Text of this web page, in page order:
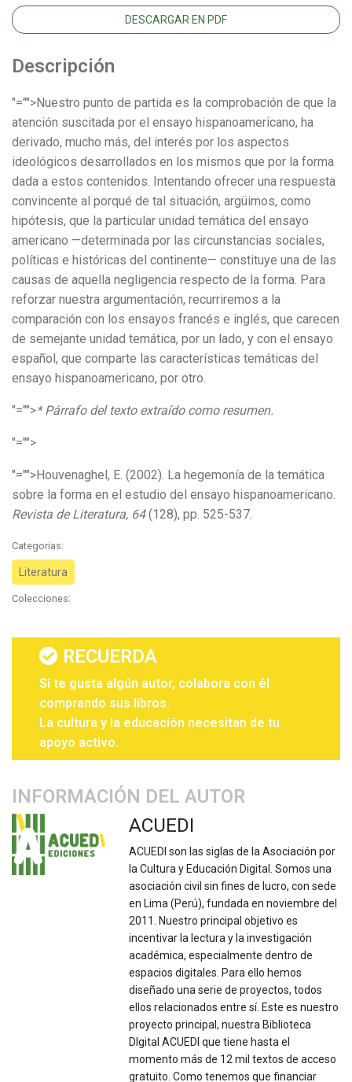
DESCARGAR EN PDF
Descripción
"="">Nuestro punto de partida es la comprobación de que la
atención suscitada por el ensayo hispanoamericano, ha
derivado, mucho más, del interés por los aspectos
ideológicos desarrollados en los mismos que por la forma
dada a estos contenidos. Intentando ofrecer una respuesta
convincente al porqué de tal situación, argüimos, como
hipótesis, que la particular unidad temática del ensayo
americano —determinada por las circunstancias sociales,
políticas e históricas del continente— constituye una de las
causas de aquella negligencia respecto de la forma. Para
reforzar nuestra argumentación, recurriremos a la
comparación con los ensayos francés e inglés, que carecen
de semejante unidad temática, por un lado, y con el ensayo
español, que comparte las características temáticas del
ensayo hispanoamericano, por otro.
"="">* Párrafo del texto extraído como resumen.
"="">
"="">Houvenaghel, E. (2002). La hegemonía de la temática
sobre la forma en el estudio del ensayo hispanoamericano.
Revista de Literatura, 64(128), pp. 525-537.
Categorias:
Literatura
Colecciones:
RECUERDA
Si te gusta algún autor, colabora con él
comprando sus libros.
La cultura y la educación necesitan de tu
apoyo activo.
INFORMACIÓN DEL AUTOR
ACUEDI
ACUEDI son las siglas de la Asociación por
la Cultura y Educación Digital. Somos una
asociación civil sin fines de lucro, con sede
en Lima (Perú), fundada en noviembre del
2011. Nuestro principal objetivo es
incentivar la lectura y la investigación
académica, especialmente dentro de
espacios digitales. Para ello hemos
diseñado una serie de proyectos, todos
ellos relacionados entre sí. Este es nuestro
proyecto principal, nuestra Biblioteca
DIgital ACUEDI que tiene hasta el
momento más de 12 mil textos de acceso
gratuito. Como tenemos que financiar